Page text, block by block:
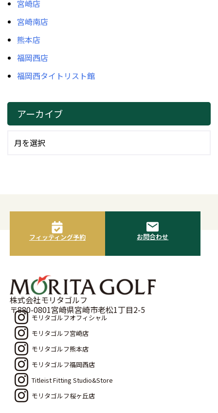
宮崎店
宮崎南店
熊本店
福岡西店
福岡西タイトリスト館
アーカイブ
フィッティング予約 お問合わせ
株式会社モリタゴルフ
〒880-0801宮崎県宮崎市老松1丁目2-5
モリタゴルフオフィシャル
モリタゴルフ宮崎店
モリタゴルフ熊本店
モリタゴルフ福岡西店
Titleist Fitting Studio&Store
モリタゴルフ桜ヶ丘店